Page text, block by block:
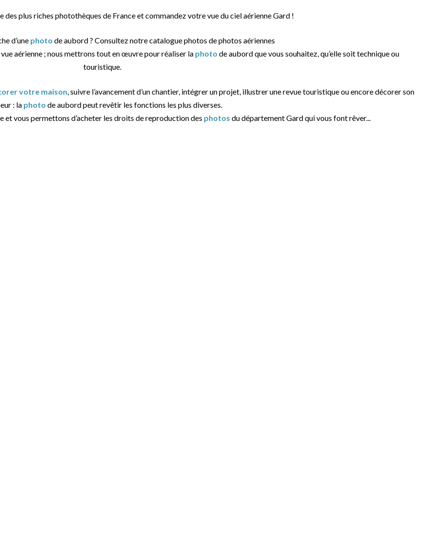
des plus riches photothèques de France et commandez votre vue du ciel aérienne Gard !
d’une photo de aubord ? Consultez notre catalogue photos de photos aériennes
aérienne ; nous mettrons tout en œuvre pour réaliser la photo de aubord que vous souhaitez, qu’elle soit technique ou
touristique.
votre maison, suivre l’avancement d’un chantier, intégrer un projet, illustrer une revue touristique ou encore décorer son
: la photo de aubord peut revêtir les fonctions les plus diverses.
et vous permettons d’acheter les droits de reproduction des photos du département Gard qui vous font rêver...